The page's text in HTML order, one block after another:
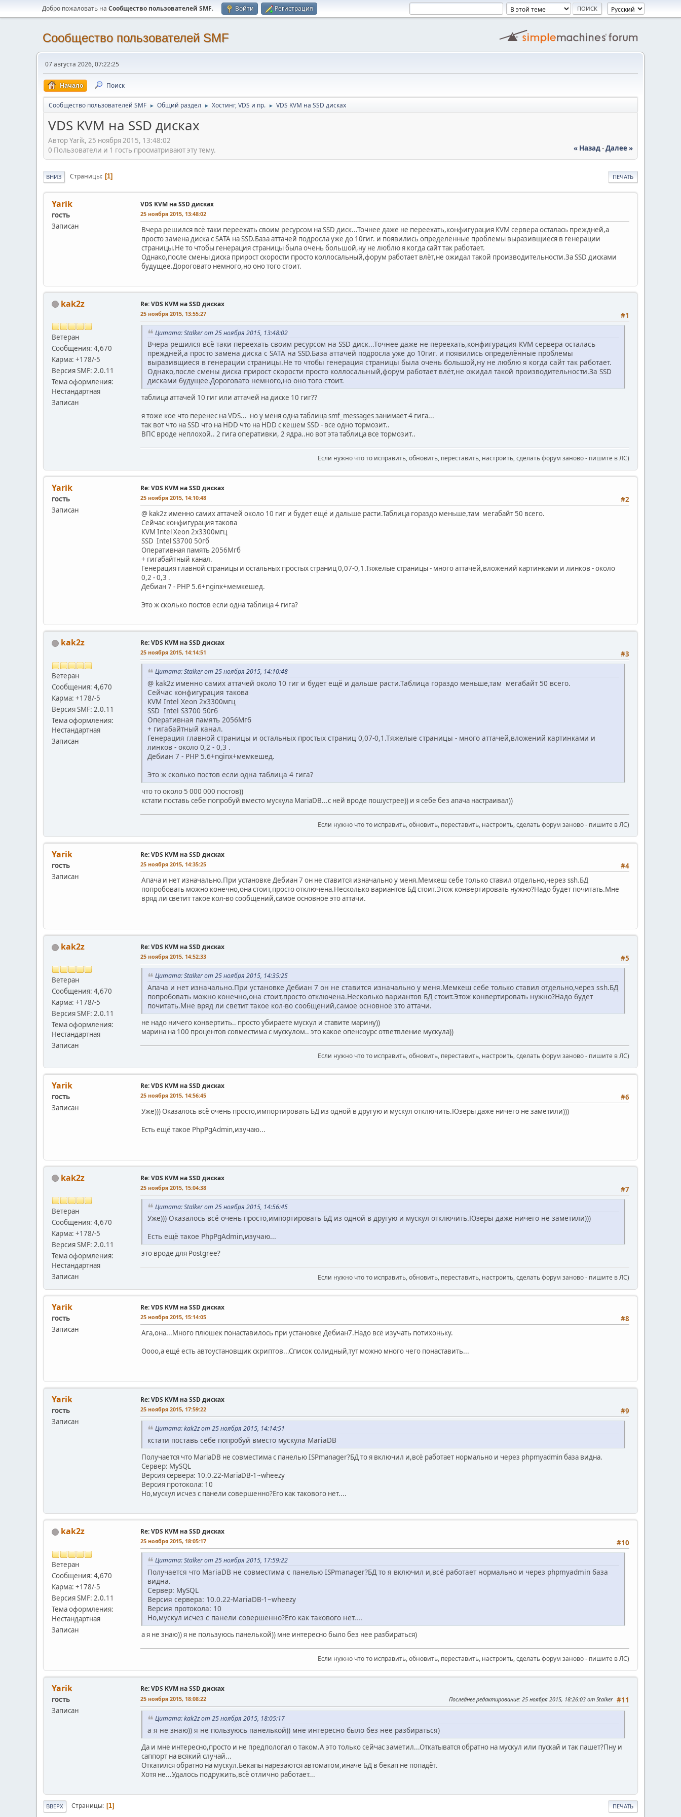
Добро пожаловать на Cообщество пользователей SMF. Войти Регистрация
Cообщество пользователей SMF
07 августа 2026, 07:22:25
Начало Поиск
Cообщество пользователей SMF ► Общий раздел ► Хостинг, VDS и пр. ► VDS KVM на SSD дисках
VDS KVM на SSD дисках
Автор Yarik, 25 ноября 2015, 13:48:02
« Назад-Далее »
0 Пользователи и 1 гость просматривают эту тему.
ПЕЧАТЬ
ВНИЗ Страницы 1
Yarik
гость
Записан
VDS KVM на SSD дисках
25 ноября 2015, 13:48:02
Вчера решился всё таки переехать своим ресурсом на SSD диск...Точнее даже не переехать,конфигурация КVМ сервера осталась преждней,а
просто замена диска с SATA на SSD.База аттачей подросла уже до 10гиг. и появились определённые проблемы выразивщиеся в генерации
страницы.Не то чтобы генерация страницы была очень большой,ну не люблю я когда сайт так работает.
Однако,после смены диска прирост скорости просто коллосальный,форум работает влёт,не ожидал такой производительности.За SSD дисками
будущее.Дороговато немного,но оно того стоит.
kak2z
Ветеран
Сообщения: 4,670
Карма: +178/-5
Версия SMF: 2.0.11
Тема оформления:
Нестандартная
Записан
Re: VDS KVM на SSD дисках
#1
25 ноября 2015, 13:55:27
Цитата: Stalker от 25 ноября 2015, 13:48:02
Вчера решился всё таки переехать своим ресурсом на SSD диск...Точнее даже не переехать,конфигурация КVМ сервера осталась
преждней,а просто замена диска с SATA на SSD.База аттачей подросла уже до 10гиг. и появились определённые проблемы
выразивщиеся в генерации страницы.Не то чтобы генерация страницы была очень большой,ну не люблю я когда сайт так работает.
Однако,после смены диска прирост скорости просто коллосальный,форум работает влёт,не ожидал такой производительности.За SSD
дисками будущее.Дороговато немного,но оно того стоит.
таблица аттачей 10 гиг или аттачей на диске 10 гиг??
я тоже кое что перенес на VDS... но у меня одна таблица smf_messages занимает 4 гига...
так вот что на SSD что на HDD что на HDD c кешем SSD - все одно тормозит..
ВПС вроде неплохой.. 2 гига оперативки, 2 ядра..но вот эта таблица все тормозит..
Если нужно что то исправить, обновить, переставить, настроить, сделать форум заново - пишите в ЛС)
Yarik
гость
Записан
Re: VDS KVM на SSD дисках
#2
25 ноября 2015, 14:10:48
@ kak2z именно самих аттачей около 10 гиг и будет ещё и дальше расти.Таблица гораздо меньше,там мегабайт 50 всего.
Сейчас конфигурация такова
КVM Intel Xeon 2х3300мгц
SSD Intel S3700 50гб
Оперативная память 2056Мгб
+ гигабайтный канал.
Генерация главной страницы и остальных простых страниц 0,07-0,1.Тяжелые страницы - много аттачей,вложений картинками и линков - около
0,2 - 0,3 .
Дебиан 7 - РНР 5.6+nginx+мемкешед.
Это ж сколько постов если одна таблица 4 гига?
kak2z
Ветеран
Сообщения: 4,670
Карма: +178/-5
Версия SMF: 2.0.11
Тема оформления:
Нестандартная
Записан
Re: VDS KVM на SSD дисках
#3
25 ноября 2015, 14:14:51
Цитата: Stalker от 25 ноября 2015, 14:10:48
@ kak2z именно самих аттачей около 10 гиг и будет ещё и дальше расти.Таблица гораздо меньше,там мегабайт 50 всего.
Сейчас конфигурация такова
КVM Intel Xeon 2х3300мгц
SSD Intel S3700 50гб
Оперативная память 2056Мгб
+ гигабайтный канал.
Генерация главной страницы и остальных простых страниц 0,07-0,1.Тяжелые страницы - много аттачей,вложений картинками и
линков - около 0,2 - 0,3 .
Дебиан 7 - РНР 5.6+nginx+мемкешед.
Это ж сколько постов если одна таблица 4 гига?
что то около 5 000 000 постов))
кстати поставь себе попробуй вместо мускула MariaDB...с ней вроде пошустрее)) и я себе без апача настраивал))
Если нужно что то исправить, обновить, переставить, настроить, сделать форум заново - пишите в ЛС)
Yarik
гость
Записан
Re: VDS KVM на SSD дисках
#4
25 ноября 2015, 14:35:25
Апача и нет изначально.При установке Дебиан 7 он не ставится изначально у меня.Мемкеш себе только ставил отдельно,через ssh.БД
попробовать можно конечно,она стоит,просто отключена.Несколько вариантов БД стоит.Этож конвертировать нужно?Надо будет почитать.Мне
вряд ли светит такое кол-во сообщений,самое основное это аттачи.
kak2z
Ветеран
Сообщения: 4,670
Карма: +178/-5
Версия SMF: 2.0.11
Тема оформления:
Нестандартная
Записан
Re: VDS KVM на SSD дисках
#5
25 ноября 2015, 14:52:33
Цитата: Stalker от 25 ноября 2015, 14:35:25
Апача и нет изначально.При установке Дебиан 7 он не ставится изначально у меня.Мемкеш себе только ставил отдельно,через ssh.БД
попробовать можно конечно,она стоит,просто отключена.Несколько вариантов БД стоит.Этож конвертировать нужно?Надо будет
почитать.Мне вряд ли светит такое кол-во сообщений,самое основное это аттачи.
не надо ничего конвертить.. просто убираете мускул и ставите марину))
марина на 100 процентов совместима с мускулом.. это какое опенсоурс ответвление мускула))
Если нужно что то исправить, обновить, переставить, настроить, сделать форум заново - пишите в ЛС)
Yarik
гость
Записан
Re: VDS KVM на SSD дисках
#6
25 ноября 2015, 14:56:45
Уже))) Оказалось всё очень просто,импортировать БД из одной в другую и мускул отключить.Юзеры даже ничего не заметили)))
Есть ещё такое PhpPgAdmin,изучаю...
kak2z
Ветеран
Сообщения: 4,670
Карма: +178/-5
Версия SMF: 2.0.11
Тема оформления:
Нестандартная
Записан
Re: VDS KVM на SSD дисках
#7
25 ноября 2015, 15:04:38
Цитата: Stalker от 25 ноября 2015, 14:56:45
Уже))) Оказалось всё очень просто,импортировать БД из одной в другую и мускул отключить.Юзеры даже ничего не заметили)))
Есть ещё такое PhpPgAdmin,изучаю...
это вроде для Postgree?
Если нужно что то исправить, обновить, переставить, настроить, сделать форум заново - пишите в ЛС)
Yarik
гость
Записан
Re: VDS KVM на SSD дисках
#8
25 ноября 2015, 15:14:05
Ага,она...Много плюшек понаставилось при установке Дебиан7.Надо всё изучать потихоньку.
Оооо,а ещё есть автоустановщик скриптов...Список солидный,тут можно много чего понаставить...
Yarik
гость
Записан
Re: VDS KVM на SSD дисках
#9
25 ноября 2015, 17:59:22
Цитата: kak2z от 25 ноября 2015, 14:14:51
кстати поставь себе попробуй вместо мускула MariaDB
Получается что MariaDB не совместима с панелью ISPmanager?БД то я включил и,всё работает нормально и через phpmyadmin база видна.
Сервер: MySQL
Версия сервера: 10.0.22-MariaDB-1~wheezy
Версия протокола: 10
Но,мускул исчез с панели совершенно?Его как такового нет....
kak2z
Ветеран
Сообщения: 4,670
Карма: +178/-5
Версия SMF: 2.0.11
Тема оформления:
Нестандартная
Записан
Re: VDS KVM на SSD дисках
#10
25 ноября 2015, 18:05:17
Цитата: Stalker от 25 ноября 2015, 17:59:22
Получается что MariaDB не совместима с панелью ISPmanager?БД то я включил и,всё работает нормально и через phpmyadmin база
видна.
Сервер: MySQL
Версия сервера: 10.0.22-MariaDB-1~wheezy
Версия протокола: 10
Но,мускул исчез с панели совершенно?Его как такового нет....
а я не знаю)) я не пользуюсь панелькой)) мне интересно было без нее разбираться)
Если нужно что то исправить, обновить, переставить, настроить, сделать форум заново - пишите в ЛС)
Yarik
гость
Записан
Re: VDS KVM на SSD дисках
#11
25 ноября 2015, 18:08:22 Последнее редактирование: 25 ноября 2015, 18:26:03 от Stalker
Цитата: kak2z от 25 ноября 2015, 18:05:17
а я не знаю)) я не пользуюсь панелькой)) мне интересно было без нее разбираться)
Да и мне интересно,просто и не предпологал о таком.А это только сейчас заметил...Откатыватся обратно на мускул или пускай и так пашет?Пну и
саппорт на всякий случай...
Откатился обратно на мускул.Бекапы нарезаются автоматом,иначе БД в бекап не попадёт.
Хотя не...Удалось подружить,всё отлично работает...
ПЕЧАТЬ
ВВЕРХ Страницы 1